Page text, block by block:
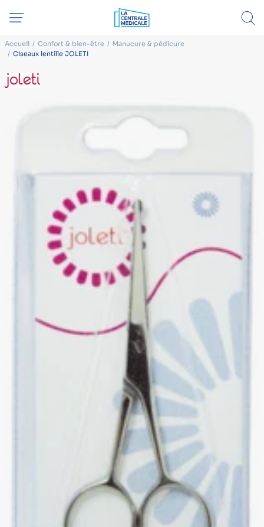
Accueil Confort & bien-être
Manucure & pédicure
Ciseaux lentille JOLETI